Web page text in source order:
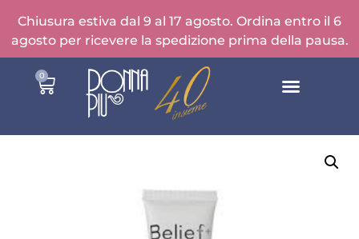
Chiusura estiva dal 9 al 17 agosto. Ordina entro il 6
agosto per ricevere la spedizione prima della pausa.
0